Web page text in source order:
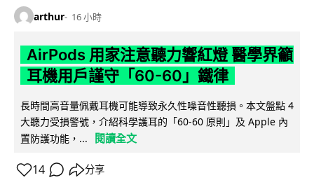
arthur 16 小時
AirPods 用家注意聽力響紅燈 醫學界籲
耳機用戶謹守「60-60」鐵律
長時間高音量佩戴耳機可能導致永久性噪音性聽損。本文盤點 4
大聽力受損警號，介紹科學護耳的「60-60 原則」及 Apple 內
置防護功能，...
閱讀全文
14 分享